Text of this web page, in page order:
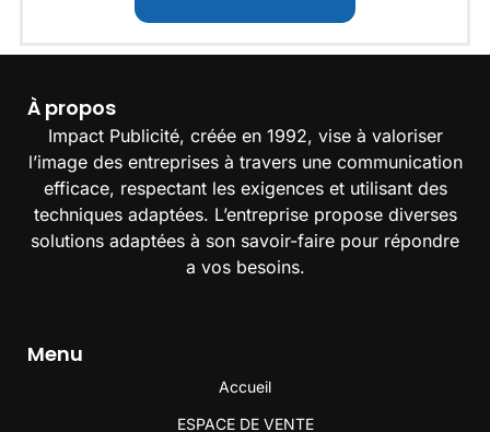
À propos
Impact Publicité, créée en 1992, vise à valoriser
l’image des entreprises à travers une communication
efficace, respectant les exigences et utilisant des
techniques adaptées. L’entreprise propose diverses
solutions adaptées à son savoir-faire pour répondre
a vos besoins.
Menu
Accueil
ESPACE DE VENTE